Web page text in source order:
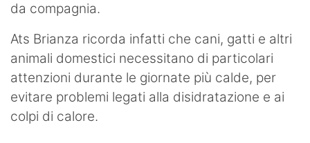
da compagnia.
Ats Brianza ricorda infatti che cani, gatti e altri
animali domestici necessitano di particolari
attenzioni durante le giornate più calde, per
evitare problemi legati alla disidratazione e ai
colpi di calore.